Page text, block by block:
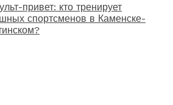
привет: кто тренирует
спортсменов в Каменске-